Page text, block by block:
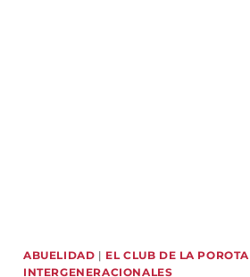
ABUELIDAD | EL CLUB DE LA POROTA
INTERGENERACIONALES